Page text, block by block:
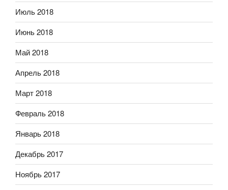
Июль 2018
Июнь 2018
Май 2018
Апрель 2018
Март 2018
Февраль 2018
Январь 2018
Декабрь 2017
Ноябрь 2017